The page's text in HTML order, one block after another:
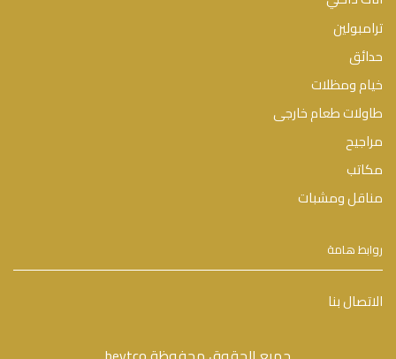
ترامبولين
حدائق
خيام ومظلات
طاولات طعام خارجى
مراجيح
مكاتب
مناقل ومشبات
روابط هامة
الاتصال بنا